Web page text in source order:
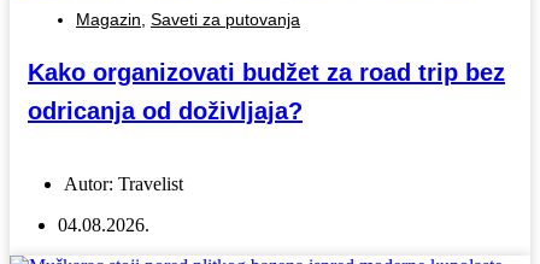
Magazin Saveti za putovanja
Kako organizovati budžet za road trip bez
odricanja od doživljaja?
Autor: Travelist
04.08.2026.